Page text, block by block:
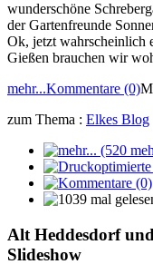
wunderschöne
der Gartenfreunde
Ok, jetzt wahrscheinlich
Gießen brauchen wir
mehr...Kommentare (0)
zum Thema : Elkes Blog
Alt Heddesdorf
Slideshow